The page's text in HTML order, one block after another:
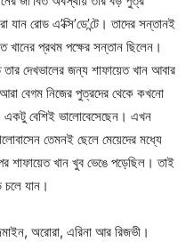
যান রোড এ’ক্সি’ডে’ন্টে। তাদের সন্তানই
প্রথম পক্ষের সন্তান ছিলেন।
তার দেখভালের জন্য শাফায়েত খান আবার
বেগম নিজের পুত্রদের থেকে কখনো
একটু বেশিই ভালোবেসেছেন। এখন
তেমনই ছেলে মেয়েদের মধ্যে
শাফায়েত খান খুব ভেঙে পড়েছিল। তাই
চলে যান।
অরোরা, এরিনা আর রিজভী।